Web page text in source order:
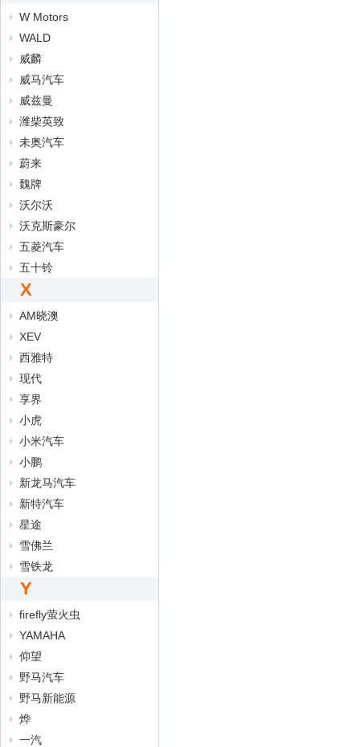
W Motors
WALD
威麟
威马汽车
威兹曼
潍柴英致
未奥汽车
蔚来
魏牌
沃尔沃
沃克斯豪尔
五菱汽车
五十铃
X
AM晓澳
XEV
西雅特
现代
享界
小虎
小米汽车
小鹏
新龙马汽车
新特汽车
星途
雪佛兰
雪铁龙
Y
firefly萤火虫
YAMAHA
仰望
野马汽车
野马新能源
烨
一汽